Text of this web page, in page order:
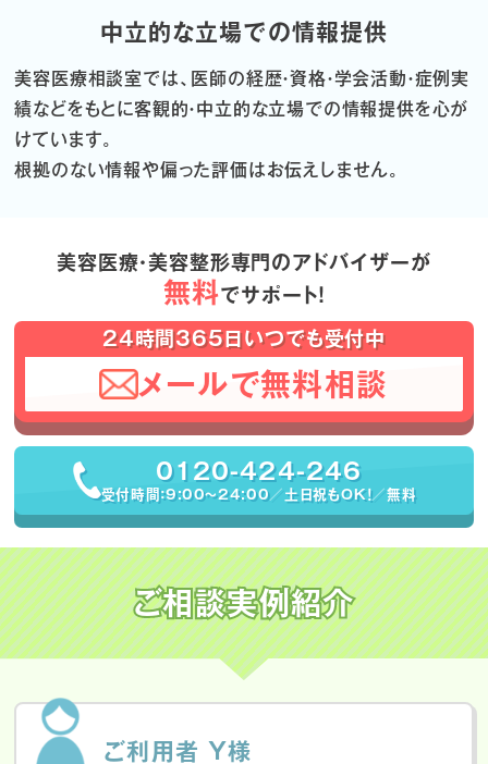
中立的な立場での情報提供
美容医療相談室では、医師の経歴・資格・学会活動・症例実
績などをもとに客観的・中立的な立場での情報提供を心が
けています。
根拠のない情報や偏った評価はお伝えしません。
美容医療・美容整形専門のアドバイザーが
無料でサポート！
24時間365日いつでも受付中
メールで無料相談
0120-424-246
受付時間：9:00〜24:00／土日祝もOK！／無料
ご相談実例紹介
ご利用者 Y様